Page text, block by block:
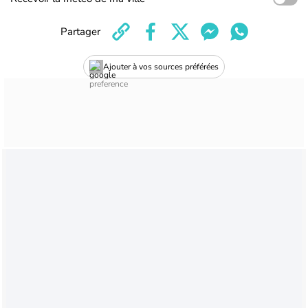
Ajouter à vos sources préférées
Partager